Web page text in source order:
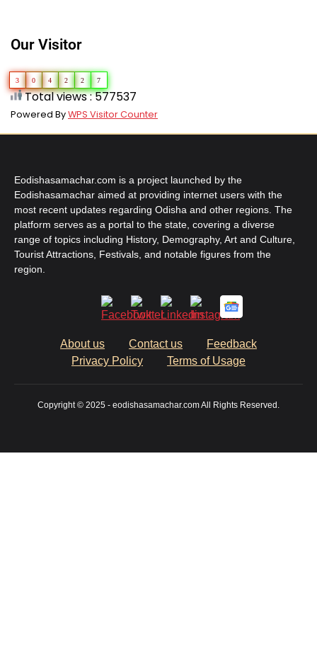
Our Visitor
3 0 4 2 2 7
Total views : 577537
Powered ByWPS Visitor Counter
Eodishasamachar.com is a project launched by the
Eodishasamachar aimed at providing internet users with the
most recent updates regarding Odisha and other regions. The
platform serves as a portal to the state, covering a diverse
range of topics including History, Demography, Art and Culture,
Tourist Attractions, Festivals, and notable figures from the
region.
About us Contact us
Feedback
Privacy Policy
Terms of Usage
Copyright © 2025 - eodishasamachar.com All Rights Reserved.